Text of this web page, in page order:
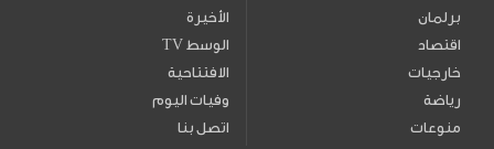
برلمان
اقتصاد
خارجيات
رياضة
منوعات
الأخيرة
TV الوسط
الافتتاحية
وفيات اليوم
اتصل بنا